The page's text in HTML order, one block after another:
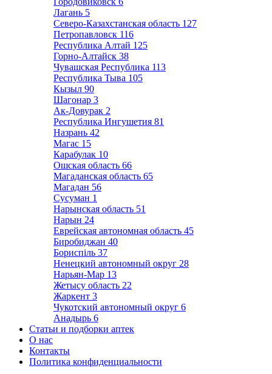
Лагань 5
Северо-Казахстанская область 127
Петропавловск 116
Республика Алтай 125
Горно-Алтайск 38
Чувашская Республика 113
Республика Тыва 105
Кызыл 90
Шагонар 3
Ак-Довурак 2
Республика Ингушетия 81
Назрань 42
Магас 15
Карабулак 10
Ошская область 66
Магаданская область 65
Магадан 56
Сусуман 1
Нарынская область 51
Нарын 24
Еврейская автономная область 45
Биробиджан 40
Бориспіль 37
Ненецкий автономный округ 28
Нарьян-Мар 13
Жетысу область 22
Жаркент 3
Чукотский автономный округ 6
Анадырь 6
Статьи и подборки аптек
О нас
Контакты
Политика конфиденциальности